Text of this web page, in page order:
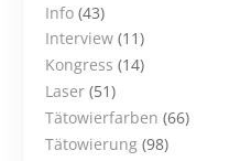
Info (43)
Interview (11)
Kongress (14)
Laser (51)
Tätowierfarben (66)
Tätowierung (98)